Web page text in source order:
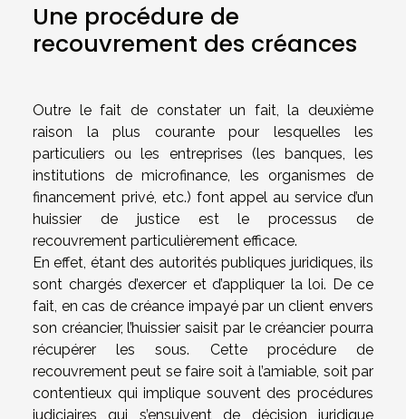
Une procédure de
recouvrement des créances
Outre le fait de constater un fait, la deuxième
raison la plus courante pour lesquelles les
particuliers ou les entreprises (les banques, les
institutions de microfinance, les organismes de
financement privé, etc.) font appel au service d’un
huissier de justice est le processus de
recouvrement particulièrement efficace.
En effet, étant des autorités publiques juridiques, ils
sont chargés d’exercer et d’appliquer la loi. De ce
fait, en cas de créance impayé par un client envers
son créancier, l’huissier saisit par le créancier pourra
récupérer les sous. Cette procédure de
recouvrement peut se faire soit à l’amiable, soit par
contentieux qui implique souvent des procédures
judiciaires qui s’ensuivent de décision juridique